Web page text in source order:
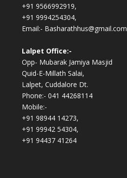
+91 9566992919,
+91 9994254304,
Email:- Basharathhus@gmail.com
Lalpet Office:-
Opp- Mubarak Jamiya Masjid
Quid-E-Millath Salai,
Lalpet, Cuddalore Dt.
Phone:- 041 44268114
Mobile:-
+91 98944 14273,
+91 99942 54304,
+91 94437 41264